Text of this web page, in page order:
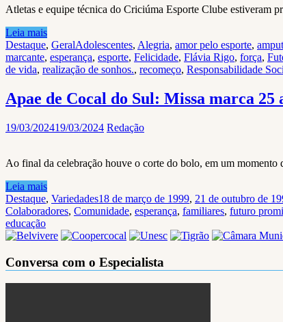
Atletas e equipe técnica do Criciúma Esporte Clube estiveram
Leia mais
Destaque, GeralAdolescentes, Alegria, amor pelo esporte,
marcante, esperança, esporte, Felicidade, Flávia Rigo, força,
de vida, realização de sonhos., recomeço, Responsabilidade
Apae de Cocal do Sul: Missa marca 25
19/03/202419/03/2024 Redação
Ao final da celebração houve o corte do bolo, em um momento
Leia mais
Destaque, Variedades18 de março de 1999, 21 de outubro de
Colaboradores, Comunidade, esperança, familiares, futuro
educação
Conversa com o Especialista